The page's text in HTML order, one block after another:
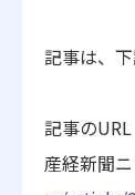
記事は、
記事のURL
産経新聞